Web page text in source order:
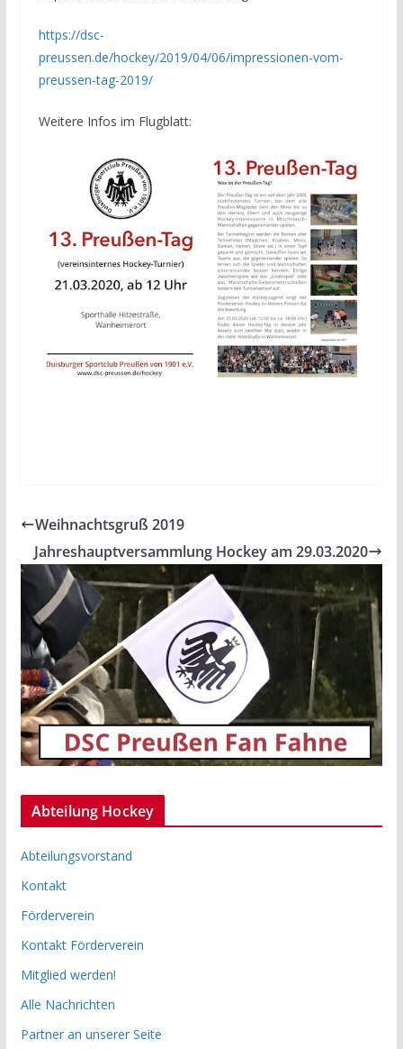
https://dsc-
preussen.de/hockey/2019/04/06/impressionen-vom-
preussen-tag-2019/
Weitere Infos im Flugblatt:
Weihnachtsgruß 2019
Jahreshauptversammlung Hockey am 29.03.2020
Abteilung Hockey
Abteilungsvorstand
Kontakt
Förderverein
Kontakt Förderverein
Mitglied werden!
Alle Nachrichten
Partner an unserer Seite